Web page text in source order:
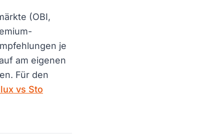
(OBI,
je
am eigenen
Für den
vs Sto